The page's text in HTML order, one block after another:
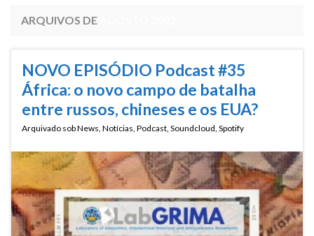
ARQUIVOS DE
NOVO EPISÓDIO Podcast #35
África: o novo campo de batalha
entre russos, chineses e os EUA?
Arquivado sobNews, Notícias, Podcast, Soundcloud, Spotify